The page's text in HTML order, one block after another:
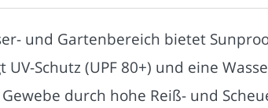
und Gartenbereich bietet
Schutz (UPF 80+) und eine
durch hohe Reiß- und